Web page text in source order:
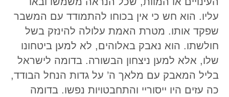
עליו. הוא חש כי אין בכוחו להתמודד עם המשבר
שפקד אותו. מטרת האמת עלולה להינזק בשל
חולשתו. הוא נאבק באלוהים, לא למען ביטחונו
שלו, אלא למען ניצחון הבשורה. בדומה לישראל
בליל המאבק עם מלאך ה’ על גדות הנחל הבודד,
כה עזים היו ייסוריי והתחבטויות נפשו. בדומה